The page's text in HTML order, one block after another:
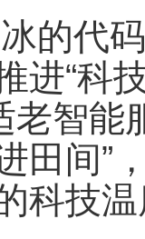
的代
进“科
老智
田间”
科技